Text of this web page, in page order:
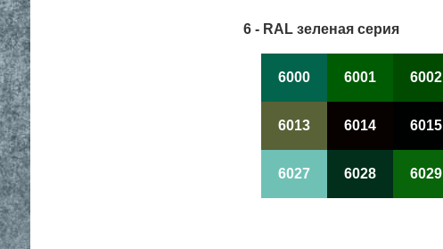
6 - RAL зеленая серия
6000 6001 6002
6013 6014 6015
6027 6028 6029